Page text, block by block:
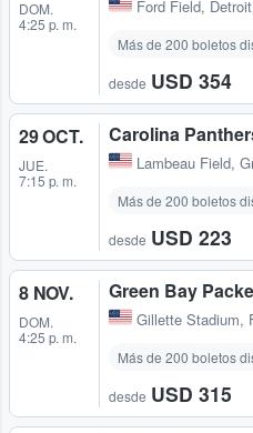
DOM.
4:25 p. m.
Ford Field,
Más de 200 boletos
desde USD 354
29 OCT.
JUE.
7:15 p. m.
Carolina
Lambeau Field,
Más de 200 boletos
desde USD 223
8 NOV.
DOM.
4:25 p. m.
Green Bay
Gillette Stadium,
Más de 200 boletos
desde USD 315